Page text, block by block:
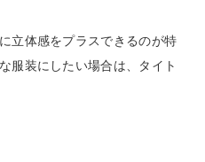
立体感をプラスできるのが特
服装にしたい場合は、タイト